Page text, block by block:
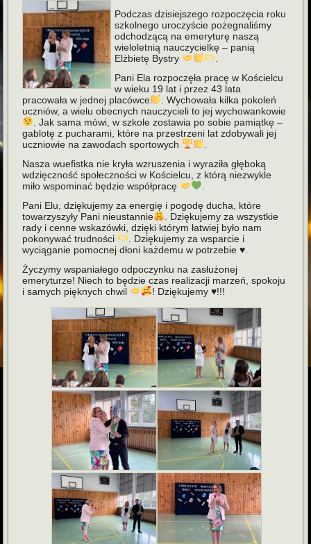
Podczas dzisiejszego rozpoczęcia roku
szkolnego uroczyście pożegnaliśmy
odchodzącą na emeryturę naszą
wieloletnią nauczycielkę – panią
Elżbietę Bystry
Pani Ela rozpoczęła pracę w Kościelcu
w wieku 19 lat i przez 43 lata
pracowała w jednej placówce
. Wychowała kilka pokoleń
uczniów, a wielu obecnych nauczycieli to jej wychowankowie
. Jak sama mówi, w szkole zostawia po sobie pamiątkę –
gablotę z pucharami, które na przestrzeni lat zdobywali jej
uczniowie na zawodach sportowych
Nasza wuefistka nie kryła wzruszenia i wyraziła głęboką
wdzięczność społeczności w Kościelcu, z którą niezwykle
miło wspominać będzie współpracę
Pani Elu, dziękujemy za energię i pogodę ducha, które
towarzyszyły Pani nieustannie
. Dziękujemy za wszystkie
rady i cenne wskazówki, dzięki którym łatwiej było nam
pokonywać trudności
. Dziękujemy za wsparcie i
wyciąganie pomocnej dłoni każdemu w potrzebie♥️
Życzymy wspaniałego odpoczynku na zasłużonej
emeryturze! Niech to będzie czas realizacji marzeń, spokoju
i samych pięknych chwil
! Dziękujemy♥️!!!